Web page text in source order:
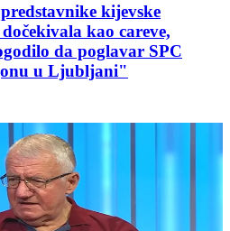
kijevske
kao careve,
da poglavar SPC
u Ljubljani"